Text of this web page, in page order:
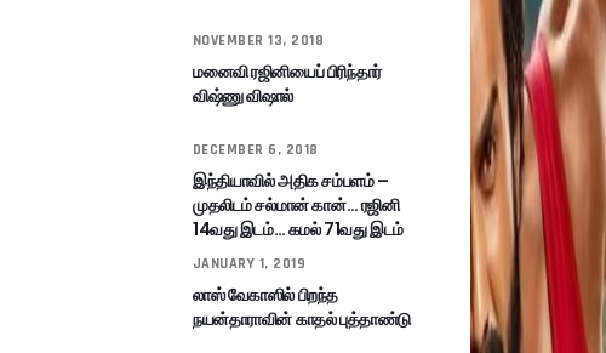
NOVEMBER 13, 2018
மனைவி ரஜினியைப் பிரிந்தார்
விஷ்ணு விஷால்
DECEMBER 6, 2018
இந்தியாவில் அதிக சம்பளம் –
முதலிடம் சல்மான் கான்… ரஜினி
14வது இடம்… கமல் 71வது இடம்
JANUARY 1, 2019
லாஸ் வேகாஸில் பிறந்த
நயன்தாராவின் காதல் புத்தாண்டு